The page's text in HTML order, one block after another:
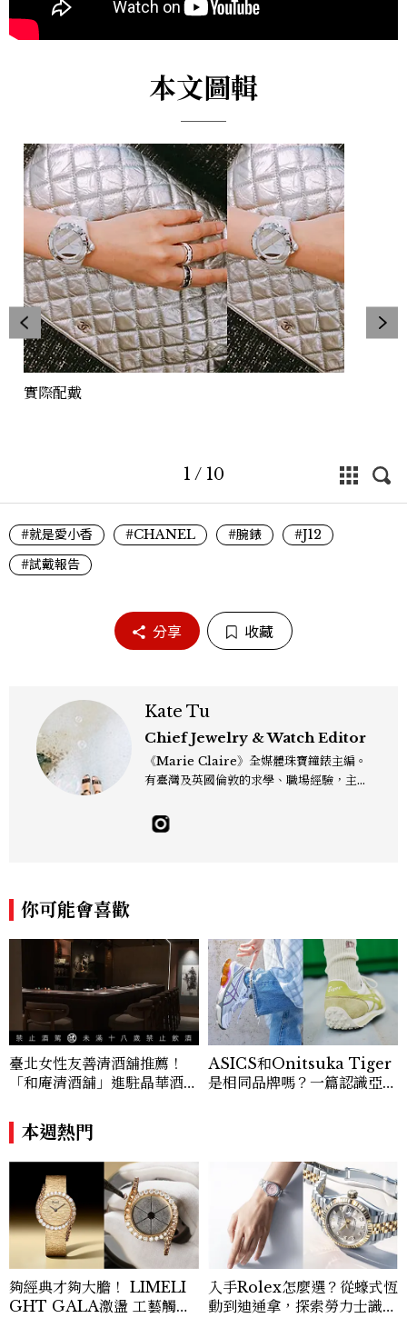
本文圖輯
實際配戴
1 / 10
#就是愛小香 #CHANEL #腕錶
#J12
#試戴報告
分享 收藏
Kate Tu
Chief Jewelry & Watch Editor
《Marie Claire》全媒體珠寶鐘錶主編。
有臺灣及英國倫敦的求學、職場經驗，主修
佳人》編輯工作內容，包括錶展等國際活動
採訪、珠寶市場動態等專題，及視覺拍攝執
你可能會喜歡
臺北女性友善清酒舖推薦！
「和庵清酒舖」進駐晶華酒
180元起輕鬆微醺
ASICS和Onitsuka Tiger
是相同品牌嗎？一篇認識亞瑟
本週熱門
夠經典才夠大膽！ LIMELI
GHT GALA激盪 工藝觸覺
入手Rolex怎麼選？從蠔式恆
動到迪通拿，探索勞力士識別